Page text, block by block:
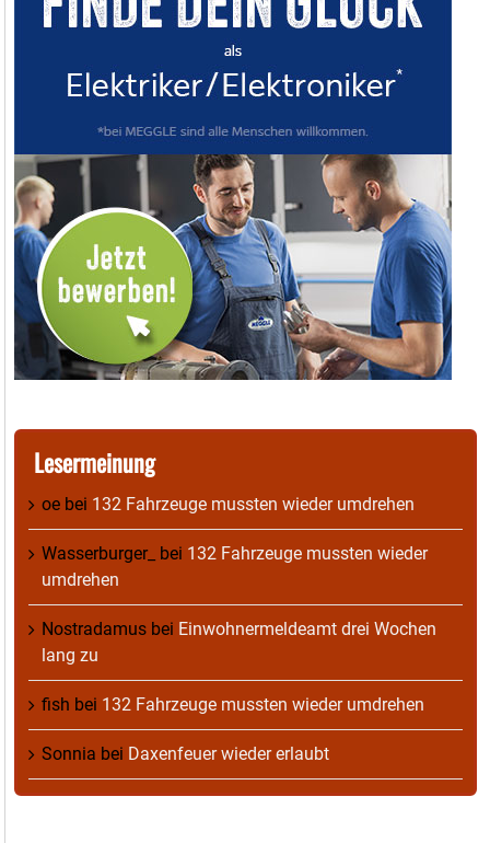
Lesermeinung
oe bei 132 Fahrzeuge mussten wieder umdrehen
Wasserburger_ bei 132 Fahrzeuge mussten wieder
umdrehen
Nostradamus bei Einwohnermeldeamt drei Wochen
lang zu
fish bei 132 Fahrzeuge mussten wieder umdrehen
Sonnia bei Daxenfeuer wieder erlaubt